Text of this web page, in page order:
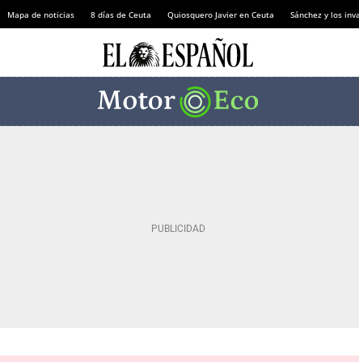
Mapa de noticias 8 días de Ceuta Quiosquero Javier en Ceuta Sánchez y los